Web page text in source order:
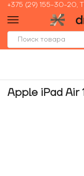
+375 (29) 155-30-20,
Apple iPad Air